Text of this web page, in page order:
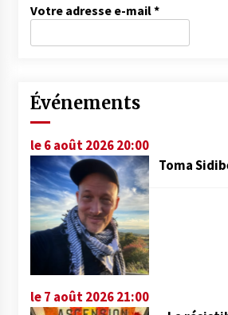
Votre adresse e-mail*
Événements
le 6 août 2026 20:00
Toma
le 7 août 2026 21:00